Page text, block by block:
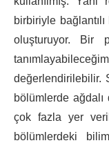
birbiriyle
oluşturuyor. Bir
değerlendirilebilir.
bölümlerde
çok fazla yer
bölümlerdeki